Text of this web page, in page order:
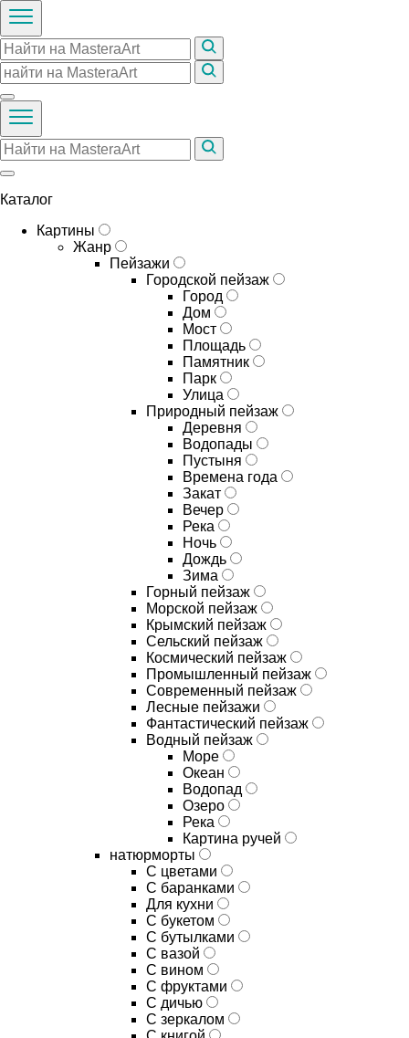
Каталог
Картины
Жанр
Пейзажи
Городской пейзаж
Город
Дом
Мост
Площадь
Памятник
Парк
Улица
Природный пейзаж
Деревня
Водопады
Пустыня
Времена года
Закат
Вечер
Река
Ночь
Дождь
Зима
Горный пейзаж
Морской пейзаж
Крымский пейзаж
Сельский пейзаж
Космический пейзаж
Промышленный пейзаж
Современный пейзаж
Лесные пейзажи
Фантастический пейзаж
Водный пейзаж
Море
Океан
Водопад
Озеро
Река
Картина ручей
натюрморты
С цветами
С баранками
Для кухни
C букетом
C бутылками
C вазой
C вином
C фруктами
C дичью
C зеркалом